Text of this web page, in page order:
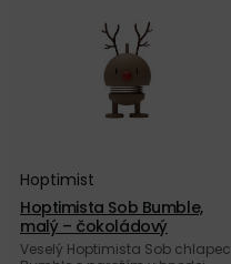
Hoptimist
Hoptimista Sob Bumble,
malý – čokoládový
Veselý Hoptimista Sob chlapec